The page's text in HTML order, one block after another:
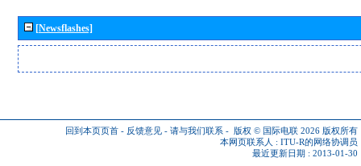
[Newsflashes]
回到本页页首 - 反馈意见 - 请与我们联系 - 版权 © 国际电联 2026 版权所有
本网页联系人 : ITU-R的网络协调员
最近更新日期 : 2013-01-30